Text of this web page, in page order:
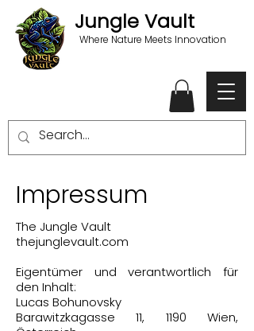
Jungle Vault
Where Nature Meets Innovation
Impressum
The Jungle Vault
thejunglevault.com
Eigentümer und verantwortlich für
den Inhalt:
Lucas Bohunovsky
Barawitzkagasse 11, 1190 Wien,